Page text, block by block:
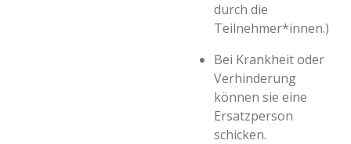
durch die
Teilnehmer*innen.)
Bei Krankheit oder
Verhinderung
können sie eine
Ersatzperson
schicken.